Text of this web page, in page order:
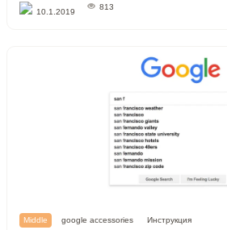
10.1.2019
813
Middle google accessories Инструкция